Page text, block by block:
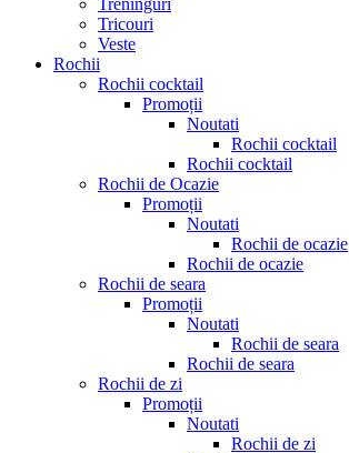
Treninguri
Tricouri
Veste
Rochii
Rochii cocktail
Promoții
Noutati
Rochii cocktail
Rochii cocktail
Rochii de Ocazie
Promoții
Noutati
Rochii de ocazie
Rochii de ocazie
Rochii de seara
Promoții
Noutati
Rochii de seara
Rochii de seara
Rochii de zi
Promoții
Noutati
Rochii de zi